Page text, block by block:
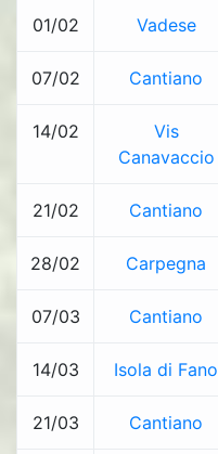
01/02 Vadese
07/02 Cantiano
14/02
Vis
Canavaccio
21/02 Cantiano
28/02 Carpegna
07/03 Cantiano
14/03 Isola di Fano
21/03 Cantiano